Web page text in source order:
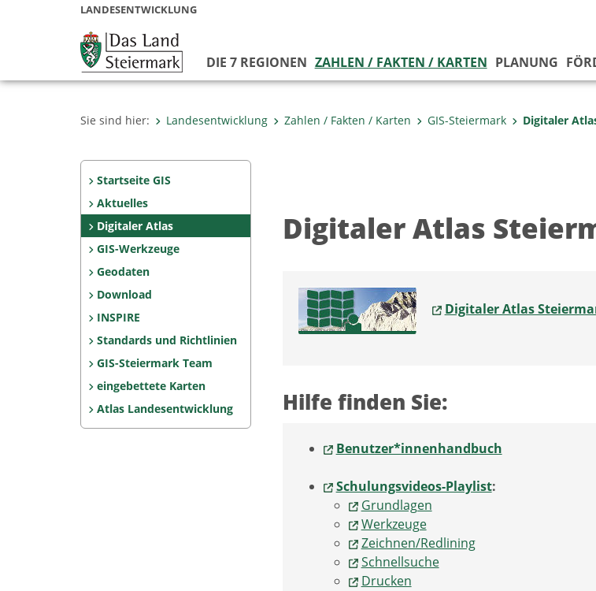
LANDESENTWICKLUNG
DIE 7 REGIONEN ZAHLEN / FAKTEN / KARTEN PLANUNG
Sie sind hier: Landesentwicklung Zahlen / Fakten / Karten GIS-Steiermark Digitaler
Startseite GIS
Aktuelles
Digitaler Atlas
GIS-Werkzeuge
Geodaten
Download
INSPIRE
Standards und Richtlinien
GIS-Steiermark Team
eingebettete Karten
Atlas Landesentwicklung
Digitaler Atlas
Digitaler Atlas
Hilfe finden Sie:
Benutzer*innenhandbuch
Schulungsvideos-Playlist:
Grundlagen
Werkzeuge
Zeichnen/Redlining
Schnellsuche
Drucken